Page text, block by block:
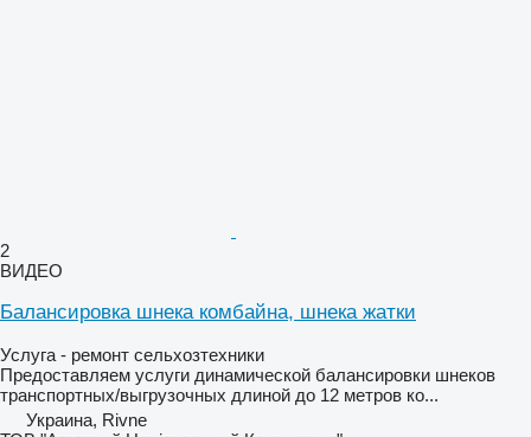
2
ВИДЕО
Балансировка шнека комбайна, шнека жатки
Услуга - ремонт сельхозтехники
Предоставляем услуги динамической балансировки шнеков
транспортных/выгрузочных длиной до 12 метров ко...
Украина, Rivne